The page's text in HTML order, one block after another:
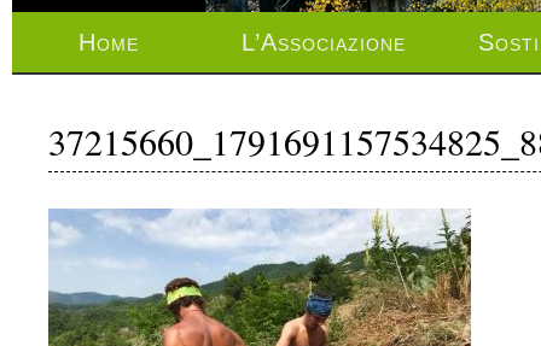
Home L’Associazione